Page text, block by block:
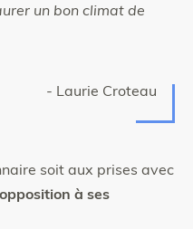
un bon climat de
- Laurie Croteau
soit aux prises avec
à ses